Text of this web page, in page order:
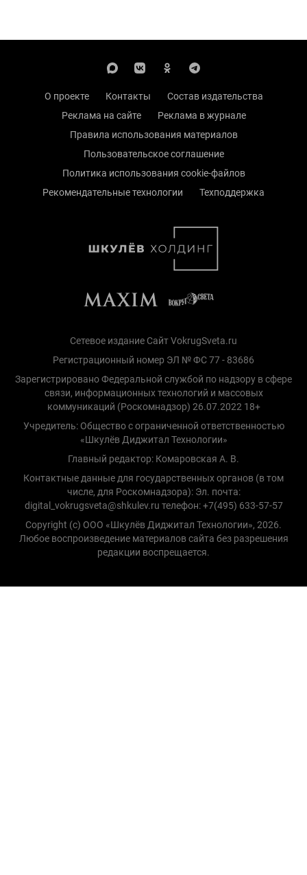
О проекте Контакты
Состав издательства
Реклама на сайте
Реклама в журнале
Правила использования материалов
Пользовательское соглашение
Политика использования cookie-файлов
Рекомендательные технологии
Техподдержка
Сетевое издание Сайт VokrugSveta.ru
Регистрационный номер ЭЛ № ФС 77 - 83686
Зарегистрировано Федеральной службой по надзору в сфере
связи, информационных технологий и массовых
коммуникаций (Роскомнадзор) 26.07.2022 18+
Учредитель: Общество с ограниченной ответственностью
«Шкулёв Диджитал Технологии»
Главный редактор: Комаровская А. В.
Контактные данные для государственных органов (в том
числе, для Роскомнадзора): Эл. почта:
digital_vokrugsveta@shkulev.ru телефон: +7(495) 633-57-57
Copyright (с) ООО «Шкулёв Диджитал Технологии», 2026.
Любое воспроизведение материалов сайта без разрешения
редакции воспрещается.